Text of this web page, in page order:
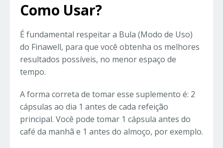
Como Usar?
É fundamental respeitar a Bula (Modo de Uso)
do Finawell, para que você obtenha os melhores
resultados possíveis, no menor espaço de
tempo.
A forma correta de tomar esse suplemento é: 2
cápsulas ao dia 1 antes de cada refeição
principal. Você pode tomar 1 cápsula antes do
café da manhã e 1 antes do almoço, por exemplo.